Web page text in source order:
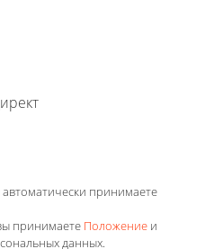
принимаете
принимаете Положение и
данных.